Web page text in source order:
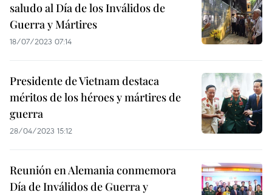
saludo al Día de los Inválidos de
Guerra y Mártires
18/07/2023 07:14
Presidente de Vietnam destaca
méritos de los héroes y mártires de
guerra
28/04/2023 15:12
Reunión en Alemania conmemora
Día de Inválidos de Guerra y